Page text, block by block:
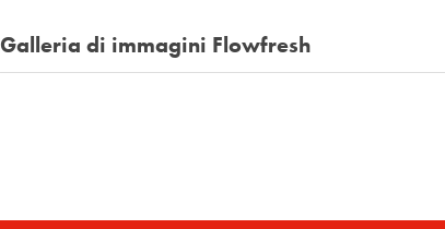
Galleria di immagini Flowfresh